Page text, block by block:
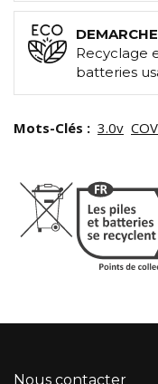
Recyclage
batteries
Mots-Clés : 3.0v
Nous contacter